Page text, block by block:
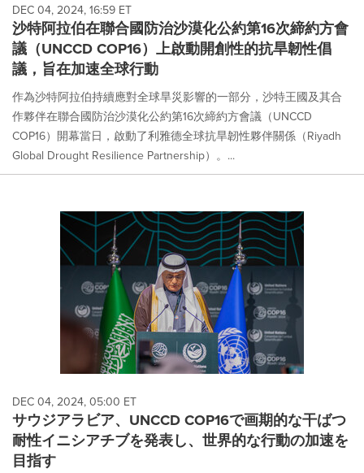
DEC 04, 2024, 16:59 ET
沙特阿拉伯在聯合國防治沙漠化公約第16次締約方會
議（UNCCD COP16）上啟動開創性的抗旱韌性倡
議，旨在加速全球行動
作為沙特阿拉伯持續應對全球旱災影響的一部分，沙特王國及其合
作夥伴在聯合國防治沙漠化公約第16次締約方會議（UNCCD
COP16）開幕當日，啟動了利雅德全球抗旱韌性夥伴關係（Riyadh
Global Drought Resilience Partnership）。...
DEC 04, 2024, 05:00 ET
サウジアラビア、UNCCD COP16で画期的な干ばつ
耐性イニシアチブを発表し、世界的な行動の加速を
目指す